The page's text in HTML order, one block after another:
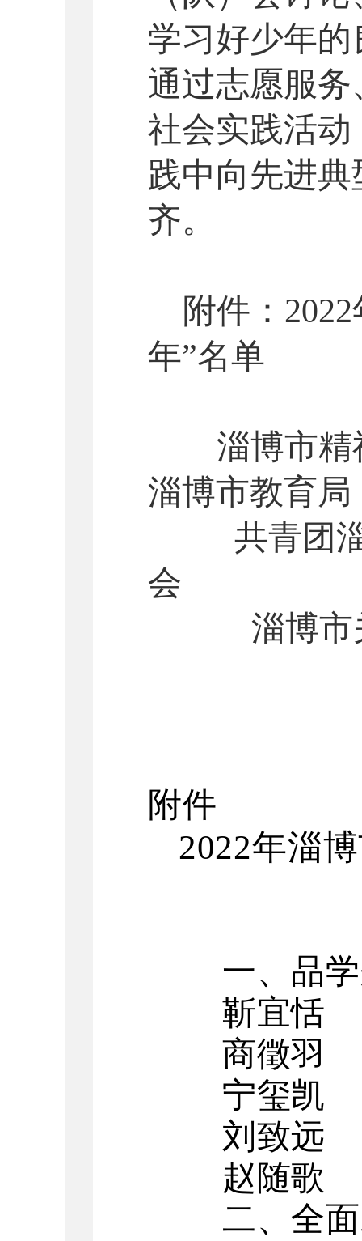
学习好少年
通过志愿服
社会实践活
践中向先进
齐。
附件： 2022
年”名单
淄博市
淄博市教育局
共青团
会
淄博
附件
2022年淄
一、品
靳宜恬
商徵羽
宁玺凯
刘致远
赵随歌
二、全